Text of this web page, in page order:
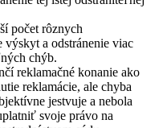
počet rôznych
a odstránenie viac
chýb.
reklamačné konanie ako
reklamácie, ale chyba
jestvuje a nebola
svoje právo na